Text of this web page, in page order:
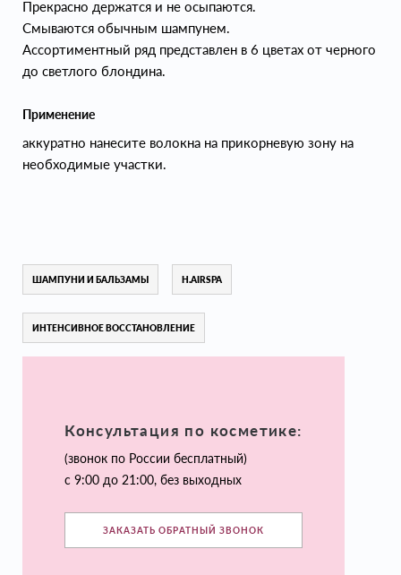
Прекрасно держатся и не осыпаются.
Смываются обычным шампунем.
Ассортиментный ряд представлен в 6 цветах от черного
до светлого блондина.
Применение
аккуратно нанесите волокна на прикорневую зону на
необходимые участки.
ШАМПУНИ И БАЛЬЗАМЫ H.AIRSPA
ИНТЕНСИВНОЕ ВОССТАНОВЛЕНИЕ
Консультация по косметике:
(звонок по России бесплатный)
с 9:00 до 21:00, без выходных
ЗАКАЗАТЬ ОБРАТНЫЙ ЗВОНОК